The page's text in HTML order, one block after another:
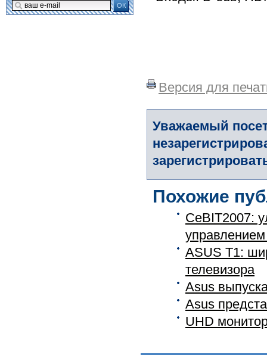
Версия для
Уважаемый
Похожие
CeBIT2007:
ASUS T1:
телевизора
Asus
Asus
UHD
ОК